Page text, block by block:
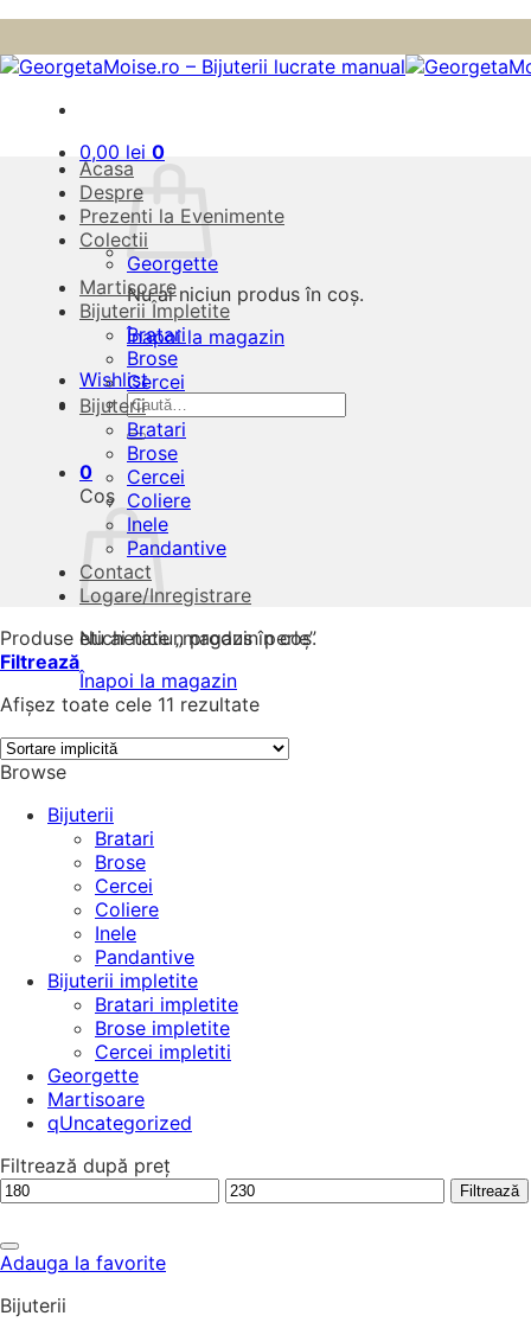
to
content
0,00 lei 0
Nu ai niciun produs în coș.
Înapoi la magazin
Wishlist
Caută
după:
0
Coș
Nu ai niciun produs în coș.
Înapoi la magazin
Acasa
Despre
Prezenti la Evenimente
Colectii
Georgette
Martisoare
Bijuterii Împletite
Bratari
Brose
Cercei
Bijuterii
Bratari
Brose
Cercei
Coliere
Inele
Pandantive
Contact
Logare/Inregistrare
Produse etichetate „magazin perle”
Filtrează
Afișez toate cele 11 rezultate
Browse
Bijuterii
Bratari
Brose
Cercei
Coliere
Inele
Pandantive
Bijuterii impletite
Bratari impletite
Brose impletite
Cercei impletiti
Georgette
Martisoare
qUncategorized
Filtrează după preț
Preț
Preț
Filtrează
Adauga la favorite
Bijuterii